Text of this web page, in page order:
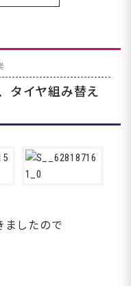
タイヤ組み替え
ましたので